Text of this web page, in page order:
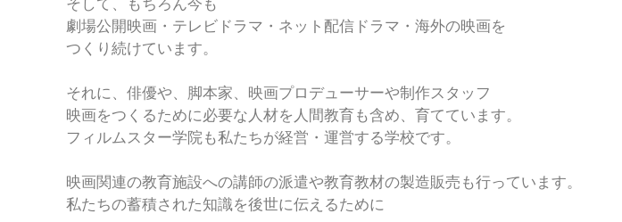
格
的
な
を
指
導
る
校。
劇場公開映画・テレビドラマ・ネット配信ドラマ・海外の映画を
つくり続けています。
それに、俳優や、脚本家、映画プロデューサーや制作スタッフ
映画をつくるために必要な人材を人間教育も含め、育てています。
フィルムスター学院も私たちが経営・運営する学校です。
映画関連の教育施設への講師の派遣や教育教材の製造販売も行っています。
私たちの蓄積された知識を後世に伝えるために